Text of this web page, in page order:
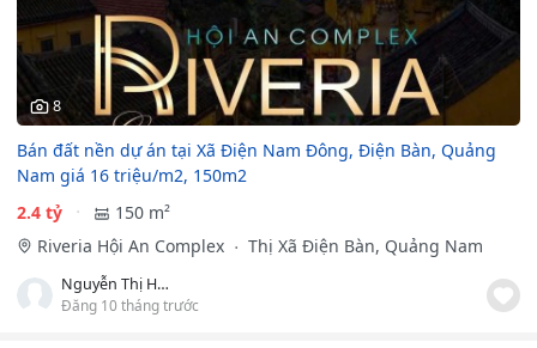
8
Bán đất nền dự án tại Xã Điện Nam Đông, Điện Bàn, Quảng
Nam giá 16 triệu/m2, 150m2
2.4 tỷ
150 m²
Riveria Hội An Complex
Thị Xã Điện Bàn, Quảng Nam
Nguyễn Thị Hương Giang
Đăng 10 tháng trước